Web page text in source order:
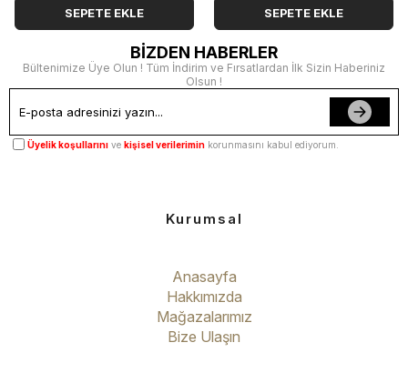
SEPETE EKLE SEPETE EKLE
BİZDEN HABERLER
Bültenimize Üye Olun ! Tüm İndirim ve Fırsatlardan İlk Sizin Haberiniz
Olsun !
Üyelik koşullarını ve kişisel verilerimin korunmasını kabul ediyorum.
Kurumsal
Anasayfa
Hakkımızda
Mağazalarımız
Bize Ulaşın